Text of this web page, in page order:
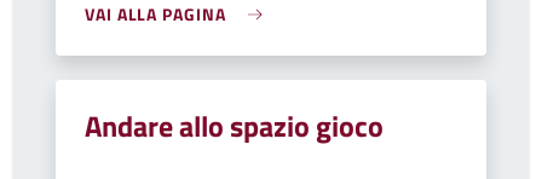
VAI ALLA PAGINA
Andare allo spazio gioco